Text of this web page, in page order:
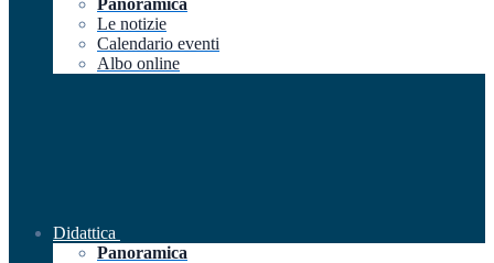
Panoramica
Le notizie
Calendario eventi
Albo online
Didattica
Panoramica